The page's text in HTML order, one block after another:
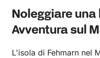
Noleggiare
Avventura sul
L'isola di Fehmarn nel